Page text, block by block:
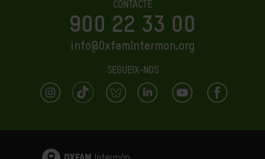
CONTACTE
900 22 33 00
info@OxfamIntermon.org
SEGUEIX-NOS